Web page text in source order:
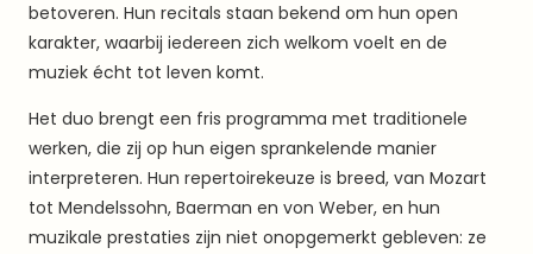
betoveren. Hun recitals staan bekend om hun open
karakter, waarbij iedereen zich welkom voelt en de
muziek écht tot leven komt.
Het duo brengt een fris programma met traditionele
werken, die zij op hun eigen sprankelende manier
interpreteren. Hun repertoirekeuze is breed, van Mozart
tot Mendelssohn, Baerman en von Weber, en hun
muzikale prestaties zijn niet onopgemerkt gebleven: ze